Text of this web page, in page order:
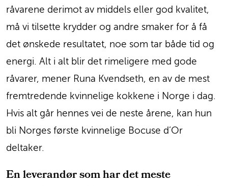
råvarene derimot av middels eller god kvalitet,
må vi tilsette krydder og andre smaker for å få
det ønskede resultatet, noe som tar både tid og
energi. Alt i alt blir det rimeligere med gode
råvarer, mener Runa Kvendseth, en av de mest
fremtredende kvinnelige kokkene i Norge i dag.
Hvis alt går hennes vei de neste årene, kan hun
bli Norges første kvinnelige Bocuse d’Or
deltaker.
En leverandør som har det meste